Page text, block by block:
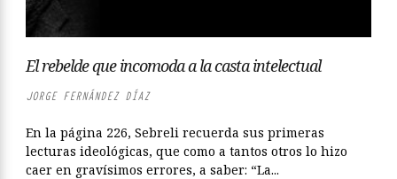
El rebelde que incomoda a la casta intelectual
JORGE FERNÁNDEZ DÍAZ
En la página 226, Sebreli recuerda sus primeras
lecturas ideológicas, que como a tantos otros lo hizo
caer en gravísimos errores, a saber: “La...